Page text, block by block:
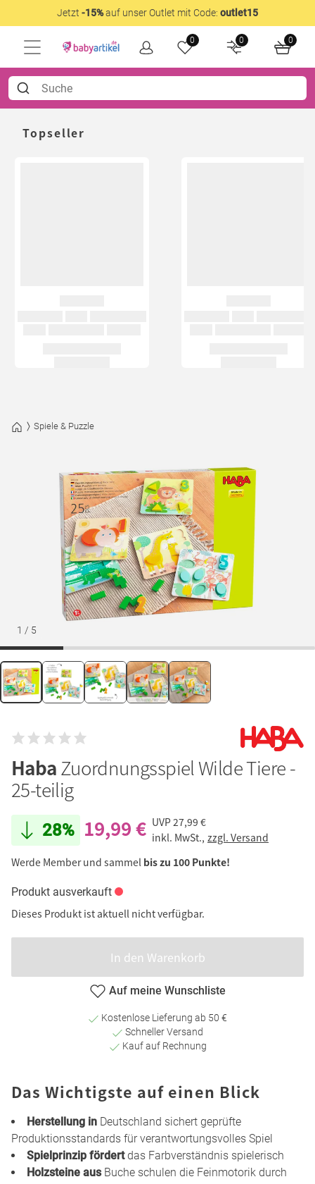
Jetzt -15%auf unser Outlet mit Code: outlet15
0 0 0
Topseller
Spiele & Puzzle
1 / 5
HabaZuordnungsspiel Wilde Tiere -
25-teilig
28% 19,99 € UVP27,99 €
inkl. MwSt., zzgl. Versand
Werde Member und sammel bis zu 100 Punkte!
Produkt ausverkauft
Dieses Produkt ist aktuell nicht verfügbar.
In den Warenkorb
Auf meine Wunschliste
Kostenlose Lieferung ab 50 €
Schneller Versand
Kauf auf Rechnung
Das Wichtigste auf einen Blick
Herstellung in Deutschland sichert geprüfte
Produktionsstandards für verantwortungsvolles Spiel
Spielprinzip fördertdas Farbverständnis spielerisch
Holzsteine ausBuche schulen die Feinmotorik durch